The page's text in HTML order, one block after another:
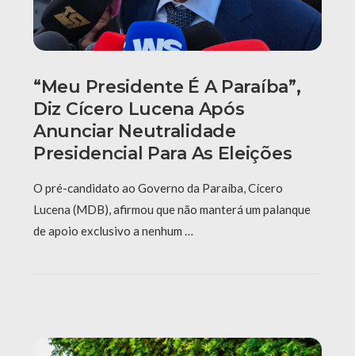
“Meu Presidente É A Paraíba”,
Diz Cícero Lucena Após
Anunciar Neutralidade
Presidencial Para As Eleições
O pré-candidato ao Governo da Paraíba, Cícero
Lucena (MDB), afirmou que não manterá um palanque
de apoio exclusivo a nenhum …